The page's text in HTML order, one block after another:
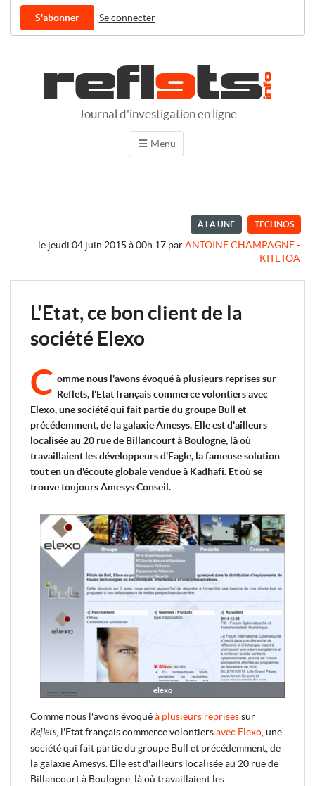
S'abonner Se connecter
Journal d'investigation en ligne
Menu
À LA UNE TECHNOS
le jeudi 04 juin 2015 à 00h 17 parANTOINE CHAMPAGNE -
KITETOA
L'Etat, ce bon client de la
société Elexo
C omme nous l'avons évoqué à plusieurs reprises sur
Reflets, l'Etat français commerce volontiers avec
Elexo, une société qui fait partie du groupe Bull et
précédemment, de la galaxie Amesys. Elle est d'ailleurs
localisée au 20 rue de Billancourt à Boulogne, là où
travaillaient les développeurs d'Eagle, la fameuse solution
tout en un d'écoute globale vendue à Kadhafi. Et où se
trouve toujours Amesys Conseil.
elexo
Comme nous l'avons évoquéà plusieurs reprisessur
Reflets , l'Etat français commerce volontiersavec Elexo , une
société qui fait partie du groupe Bull et précédemment, de
la galaxie Amesys. Elle est d'ailleurs localisée au 20 rue de
Billancourt à Boulogne, là où travaillaient les